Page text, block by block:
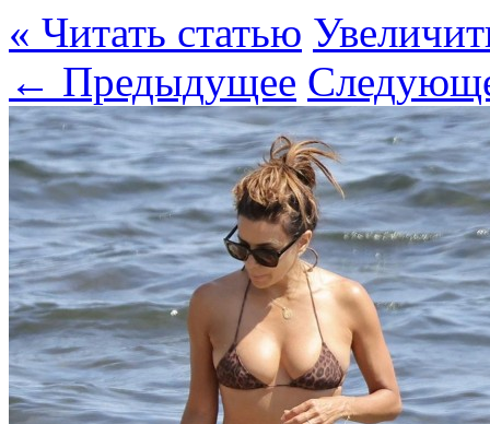
« Читать статью
← Предыдущее